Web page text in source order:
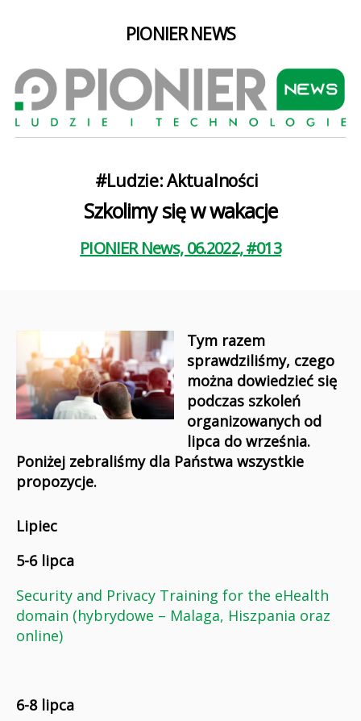
PIONIER NEWS
Kategorie
#Ludzie: Aktualności
Szkolimy się w wakacje
PIONIER News, 06.2022, #013
Tym razem
sprawdziliśmy, czego
można dowiedzieć się
podczas szkoleń
organizowanych od
lipca do września.
Poniżej zebraliśmy dla Państwa wszystkie
propozycje.
Lipiec
5-6 lipca
Security and Privacy Training for the eHealth
domain (hybrydowe – Malaga, Hiszpania oraz
online)
6-8 lipca